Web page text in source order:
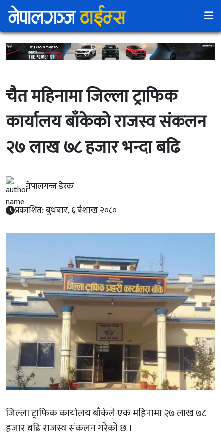
चैत महिनामा जिल्ला ट्राफिक
कार्यालय बाँकेको राजस्व संकलन
२७ लाख ७८ हजार भन्दा बढि
नेपालगन्ज डेस्क
प्रकाशित: बुधबार, ६ बैशाख २०८०
जिल्ला ट्राफिक कार्यालय बाँकेले एक महिनामा २७ लाख ७८
हजार बढि राजस्व संकलन गरेको छ ।